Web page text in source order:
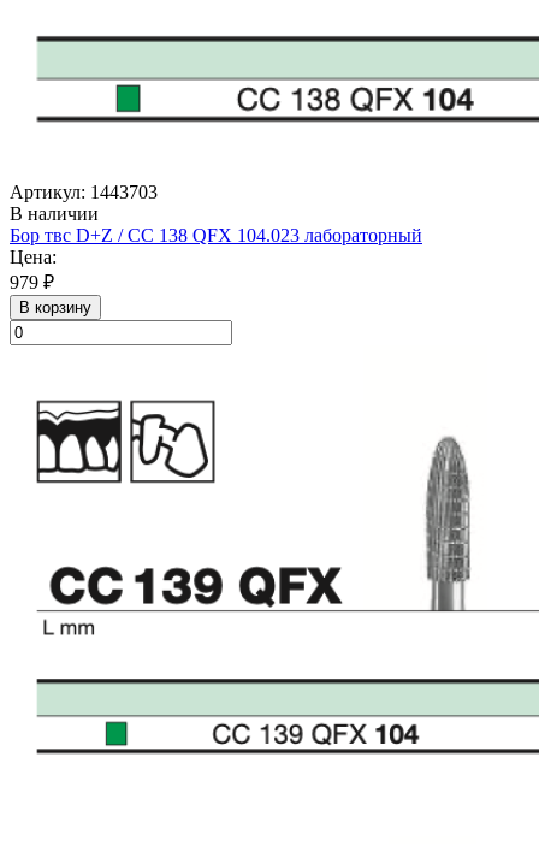
Артикул: 1443703
В наличии
Бор твс D+Z / CC 138 QFX 104.023 лабораторный
Цена:
979 ₽
В корзину